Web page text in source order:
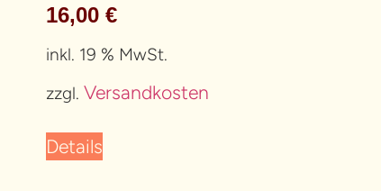
16,00 €
inkl. 19 % MwSt.
zzgl. Versandkosten
Details